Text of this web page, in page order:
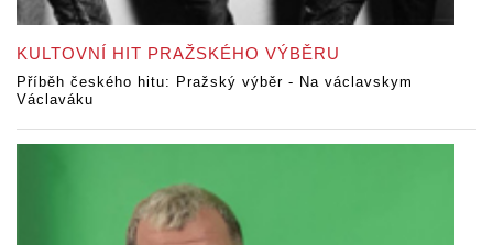
KULTOVNÍ HIT PRAŽSKÉHO VÝBĚRU
Příběh českého hitu: Pražský výběr - Na václavskym
Václaváku